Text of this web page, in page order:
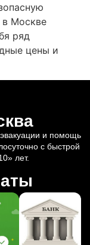
в Москве
ряд
цены и
и помощь
с быстрой
лет.